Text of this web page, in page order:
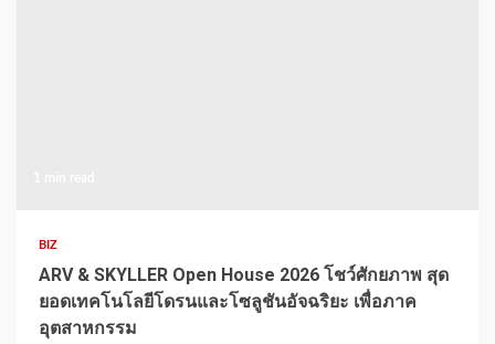
BIZ
ARV & SKYLLER Open House 2026 โชว์ศักยภาพ สุด
ยอดเทคโนโลยีโดรนและโซลูชันอัจฉริยะ เพื่อภาค
อุตสาหกรรม